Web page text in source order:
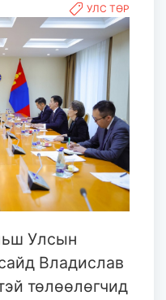
УЛС ТӨР
Улсын
Владислав
төлөөлөгчид